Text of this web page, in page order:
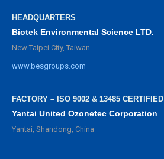
HEADQUARTERS
Biotek Environmental Science LTD.
New Taipei City, Taiwan
www.besgroups.com
FACTORY – ISO 9002 & 13485 CERTIFIED
Yantai United Ozonetec Corporation
Yantai, Shandong, China